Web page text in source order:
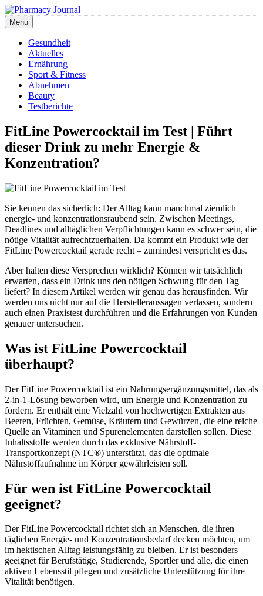
Skip
to
content
Pharmacy Journal
Menu
Gesundheit
Aktuelles
Ernährung
Sport & Fitness
Abnehmen
Beauty
Testberichte
FitLine Powercocktail im Test | Führt
dieser Drink zu mehr Energie &
Konzentration?
Sie kennen das sicherlich: Der Alltag kann manchmal ziemlich
energie- und konzentrationsraubend sein. Zwischen Meetings,
Deadlines und alltäglichen Verpflichtungen kann es schwer sein, die
nötige Vitalität aufrechtzuerhalten. Da kommt ein Produkt wie der
FitLine Powercocktail gerade recht – zumindest verspricht es das.
Aber halten diese Versprechen wirklich? Können wir tatsächlich
erwarten, dass ein Drink uns den nötigen Schwung für den Tag
liefert? In diesem Artikel werden wir genau das herausfinden. Wir
werden uns nicht nur auf die Herstelleraussagen verlassen, sondern
auch einen Praxistest durchführen und die Erfahrungen von Kunden
genauer untersuchen.
Was ist FitLine Powercocktail
überhaupt?
Der FitLine Powercocktail ist ein Nahrungsergänzungsmittel, das als
2-in-1-Lösung beworben wird, um Energie und Konzentration zu
fördern. Er enthält eine Vielzahl von hochwertigen Extrakten aus
Beeren, Früchten, Gemüse, Kräutern und Gewürzen, die eine reiche
Quelle an Vitaminen und Spurenelementen darstellen sollen. Diese
Inhaltsstoffe werden durch das exklusive Nährstoff-
Transportkonzept (NTC®) unterstützt, das die optimale
Nährstoffaufnahme im Körper gewährleisten soll.
Für wen ist FitLine Powercocktail
geeignet?
Der FitLine Powercocktail richtet sich an Menschen, die ihren
täglichen Energie- und Konzentrationsbedarf decken möchten, um
im hektischen Alltag leistungsfähig zu bleiben. Er ist besonders
geeignet für Berufstätige, Studierende, Sportler und alle, die einen
aktiven Lebensstil pflegen und zusätzliche Unterstützung für ihre
Vitalität benötigen.